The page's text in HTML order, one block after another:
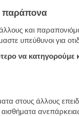
παράπονα
και
υπεύθυνοι για
να
στους άλλους
αισθήματα